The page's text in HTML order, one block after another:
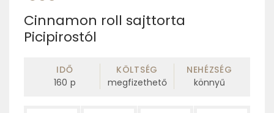
Cinnamon roll sajttorta
Picipirostól
IDŐ
160 p
KÖLTSÉG
megfizethető
NEHÉZSÉG
könnyű